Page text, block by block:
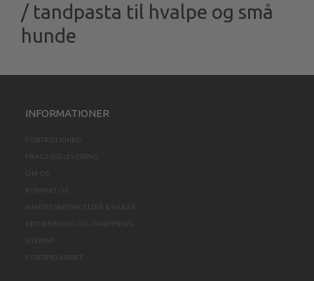
/ tandpasta til hvalpe og små
hunde
INFORMATIONER
FORTROLIGHED
FRAGT OG LEVERING
OM OS
KONTAKT OS
HANDELSBETINGELSER & VILKÅR
RETURNERING OG OMBYTNING
SITEMAP
FORTRYD KØBET